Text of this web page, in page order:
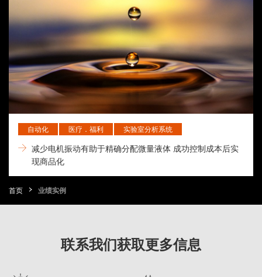
自动化 医疗．福利 实验室分析系统
减少电机振动有助于精确分配微量液体 成功控制成本后实
现商品化
首页 业绩实例
联系我们获取更多信息